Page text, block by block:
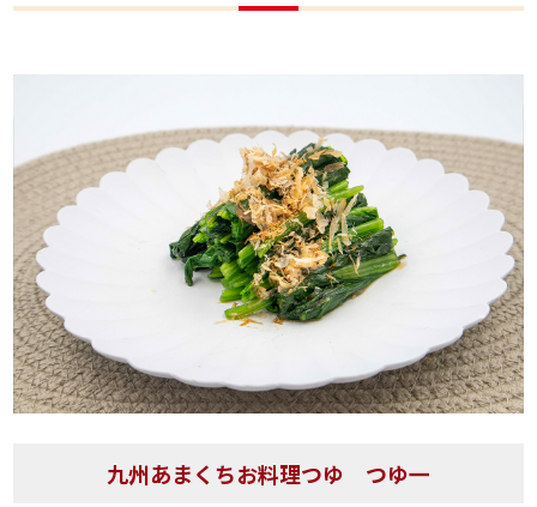
九州あまくちお料理つゆ つゆ一